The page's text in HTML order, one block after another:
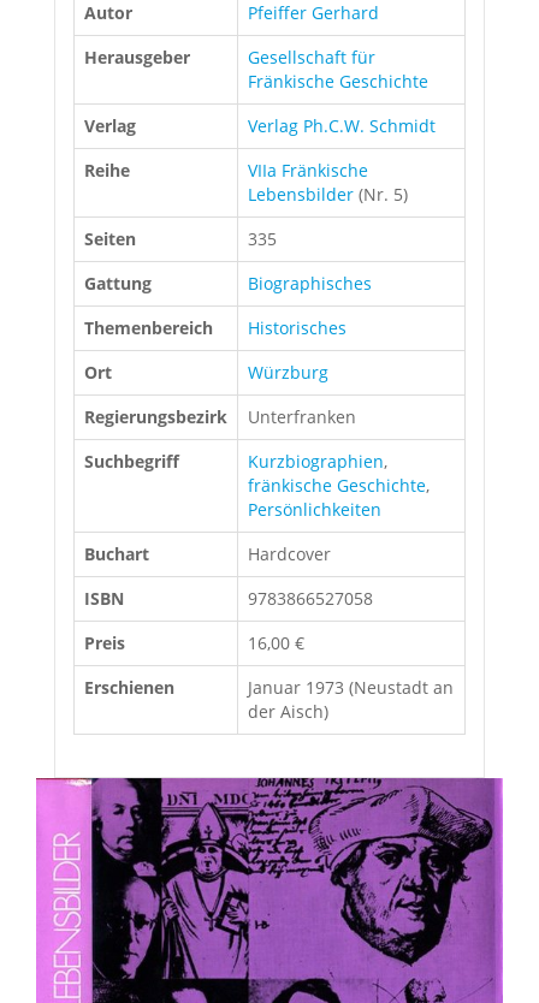
Autor
Pfeiffer Gerhard
Herausgeber
Gesellschaft für
Fränkische Geschichte
Verlag
Verlag Ph.C.W. Schmidt
Reihe
VIIa Fränkische
Lebensbilder (Nr. 5)
Seiten
335
Gattung
Biographisches
Themenbereich
Historisches
Ort
Würzburg
Regierungsbezirk
Unterfranken
Suchbegriff
Kurzbiographien,
fränkische Geschichte,
Persönlichkeiten
Buchart
Hardcover
ISBN
9783866527058
Preis
16,00 €
Erschienen
Januar 1973 (Neustadt an
der Aisch)